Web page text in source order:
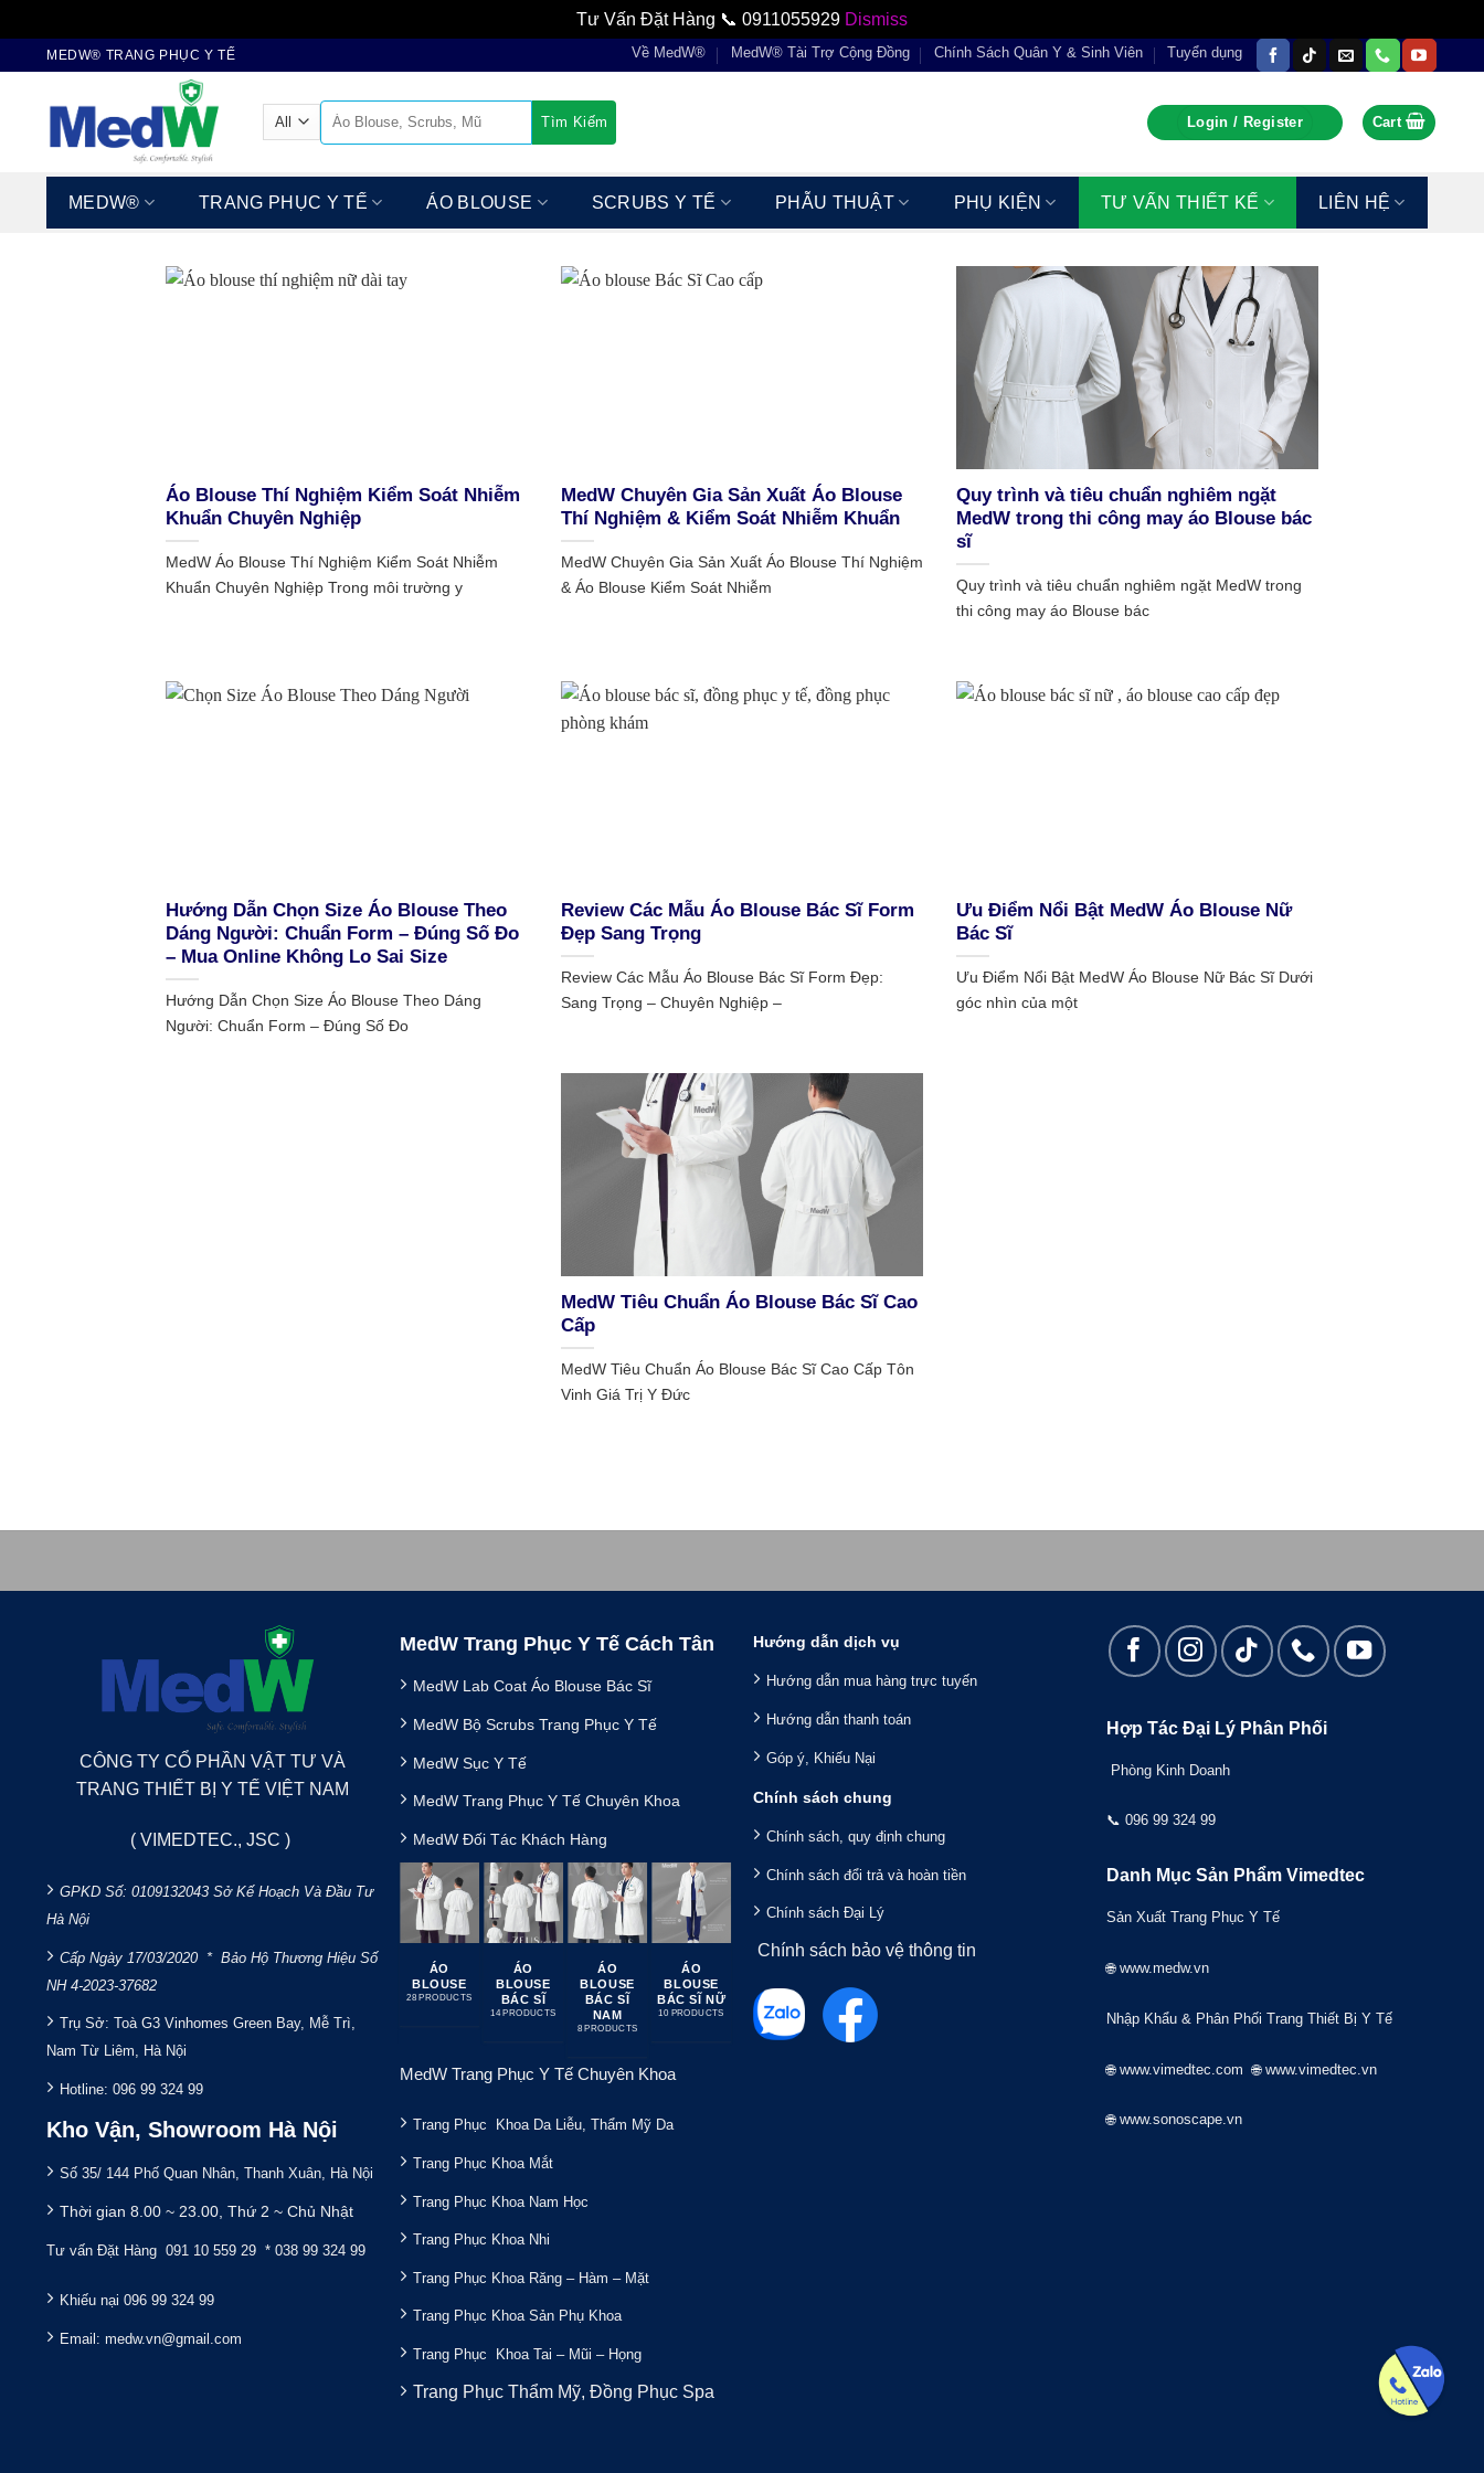
Tư Vấn Đặt Hàng 📞 0911055929 Dismiss
content
MEDW® TRANG PHỤC Y TẾ Về MedW® MedW® Tài Trợ Cộng Đồng Chính Sách Quân Y & Sinh Viên Tuyển dụng
Search
for:
Login / Register Cart
MEDW® TRANG PHỤC Y TẾ ÁO BLOUSE SCRUBS Y TẾ PHẪU THUẬT PHỤ KIỆN TƯ VẤN THIẾT KẾ LIÊN HỆ
Áo Blouse Thí Nghiệm Kiểm Soát Nhiễm
Khuẩn Chuyên Nghiệp
MedW Áo Blouse Thí Nghiệm Kiểm Soát Nhiễm
Khuẩn Chuyên Nghiệp Trong môi trường y
MedW Chuyên Gia Sản Xuất Áo Blouse
Thí Nghiệm & Kiểm Soát Nhiễm Khuẩn
MedW Chuyên Gia Sản Xuất Áo Blouse Thí Nghiệm
& Áo Blouse Kiểm Soát Nhiễm
Quy trình và tiêu chuẩn nghiêm ngặt
MedW trong thi công may áo Blouse bác
sĩ
Quy trình và tiêu chuẩn nghiêm ngặt MedW trong
thi công may áo Blouse bác
Hướng Dẫn Chọn Size Áo Blouse Theo
Dáng Người: Chuẩn Form – Đúng Số Đo
– Mua Online Không Lo Sai Size
Hướng Dẫn Chọn Size Áo Blouse Theo Dáng
Người: Chuẩn Form – Đúng Số Đo
Review Các Mẫu Áo Blouse Bác Sĩ Form
Đẹp Sang Trọng
Review Các Mẫu Áo Blouse Bác Sĩ Form Đẹp:
Sang Trọng – Chuyên Nghiệp –
Ưu Điểm Nổi Bật MedW Áo Blouse Nữ
Bác Sĩ
Ưu Điểm Nổi Bật MedW Áo Blouse Nữ Bác Sĩ Dưới
góc nhìn của một
MedW Tiêu Chuẩn Áo Blouse Bác Sĩ Cao
Cấp
MedW Tiêu Chuẩn Áo Blouse Bác Sĩ Cao Cấp Tôn
Vinh Giá Trị Y Đức
CÔNG TY CỔ PHẦN VẬT TƯ VÀ
TRANG THIẾT BỊ Y TẾ VIỆT NAM
( VIMEDTEC., JSC )
GPKD Số: 0109132043 Sở Kế Hoạch Và Đầu Tư
Hà Nội
Cấp Ngày 17/03/2020 * Bảo Hộ Thương Hiệu Số
NH 4-2023-37682
Trụ Sở: Toà G3 Vinhomes Green Bay, Mễ Trì,
Nam Từ Liêm, Hà Nội
Hotline: 096 99 324 99
Kho Vận, Showroom Hà Nội
Số 35/ 144 Phố Quan Nhân, Thanh Xuân, Hà Nội
Thời gian 8.00 ~ 23.00, Thứ 2 ~ Chủ Nhật
Tư vấn Đặt Hàng 091 10 559 29 * 038 99 324 99
Khiếu nại 096 99 324 99
Email: medw.vn@gmail.com
MedW Trang Phục Y Tế Cách Tân
MedW Lab Coat Áo Blouse Bác Sĩ
MedW Bộ Scrubs Trang Phục Y Tế
MedW Sục Y Tế
MedW Trang Phục Y Tế Chuyên Khoa
MedW Đối Tác Khách Hàng
BLOUSE
28 PRODUCTS
BLOUSE
BÁC SĨ
14 PRODUCTS
BLOUSE
BÁC SĨ
NAM
8 PRODUCTS
BLOUSE
BÁC SĨ NỮ
10 PRODUCTS
BLOUSE
DƯỢC SĨ
10 PRODUCTS
DƯỢC SĨ
NAM
7 PRODUCTS 9 PRODUCTS
ÁO
2 PRODUCTS 18 PRODUCTS
MedW Trang Phục Y Tế Chuyên Khoa
Trang Phục Khoa Da Liễu, Thẩm Mỹ Da
Trang Phục Khoa Mắt
Trang Phục Khoa Nam Học
Trang Phục Khoa Nhi
Trang Phục Khoa Răng – Hàm – Mặt
Trang Phục Khoa Sản Phụ Khoa
Trang Phục Khoa Tai – Mũi – Họng
Trang Phục Thẩm Mỹ, Đồng Phục Spa
Hướng dẫn dịch vụ
Hướng dẫn mua hàng trực tuyến
Hướng dẫn thanh toán
Góp ý, Khiếu Nại
Chính sách chung
Chính sách, quy định chung
Chính sách đổi trả và hoàn tiền
Chính sách Đại Lý
Chính sách bảo vệ thông tin
Hợp Tác Đại Lý Phân Phối
Phòng Kinh Doanh
📞 096 99 324 99
Danh Mục Sản Phẩm Vimedtec
Sản Xuất Trang Phục Y Tế
🌐 www.medw.vn
Nhập Khẩu & Phân Phối Trang Thiết Bị Y Tế
🌐 www.vimedtec.com 🌐 www.vimedtec.vn
🌐 www.sonoscape.vn